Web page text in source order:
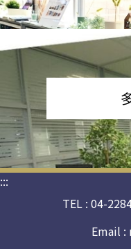
:::
TEL : 04-
Email :